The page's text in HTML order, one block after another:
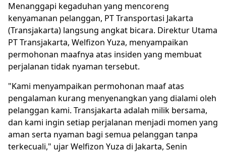
Menanggapi kegaduhan yang mencoreng
kenyamanan pelanggan, PT Transportasi Jakarta
(Transjakarta) langsung angkat bicara. Direktur Utama
PT Transjakarta, Welfizon Yuza, menyampaikan
permohonan maafnya atas insiden yang membuat
perjalanan tidak nyaman tersebut.
"Kami menyampaikan permohonan maaf atas
pengalaman kurang menyenangkan yang dialami oleh
pelanggan kami. Transjakarta adalah milik bersama,
dan kami ingin setiap perjalanan menjadi momen yang
aman serta nyaman bagi semua pelanggan tanpa
terkecuali," ujar Welfizon Yuza di Jakarta, Senin